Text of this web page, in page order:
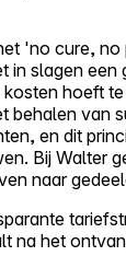
'no cure,
in slagen een
hoeft
behalen van
en dit
Bij Walter
naar
na het